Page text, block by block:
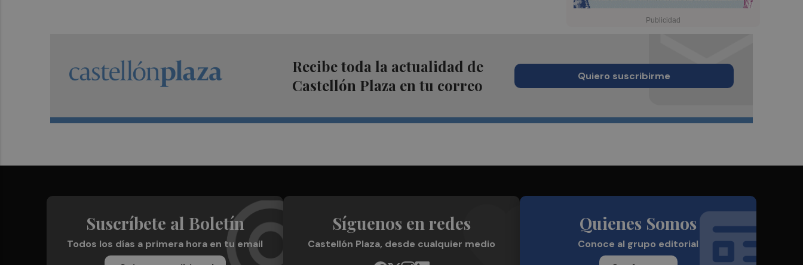
Recibe toda la actualidad de
Castellón Plaza en tu correo
Quiero suscribirme
Suscríbete al Boletín
Todos los días a primera hora en tu email
Síguenos en redes
Castellón Plaza, desde cualquier medio
Quienes Somos
Conoce al grupo editorial